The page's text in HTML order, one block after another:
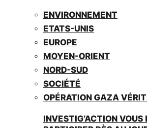
ENVIRONNEMENT
ETATS-UNIS
EUROPE
MOYEN-ORIENT
NORD-SUD
SOCIÉTÉ
OPÉRATION GAZA
INVESTIG’ACTION VOUS